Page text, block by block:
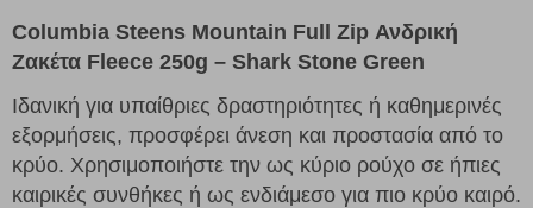
Columbia Steens Mountain Full Zip Ανδρική
Ζακέτα Fleece 250g – Shark Stone Green
Ιδανική για υπαίθριες δραστηριότητες ή καθημερινές
εξορμήσεις, προσφέρει άνεση και προστασία από το
κρύο. Χρησιμοποιήστε την ως κύριο ρούχο σε ήπιες
καιρικές συνθήκες ή ως ενδιάμεσο για πιο κρύο καιρό.